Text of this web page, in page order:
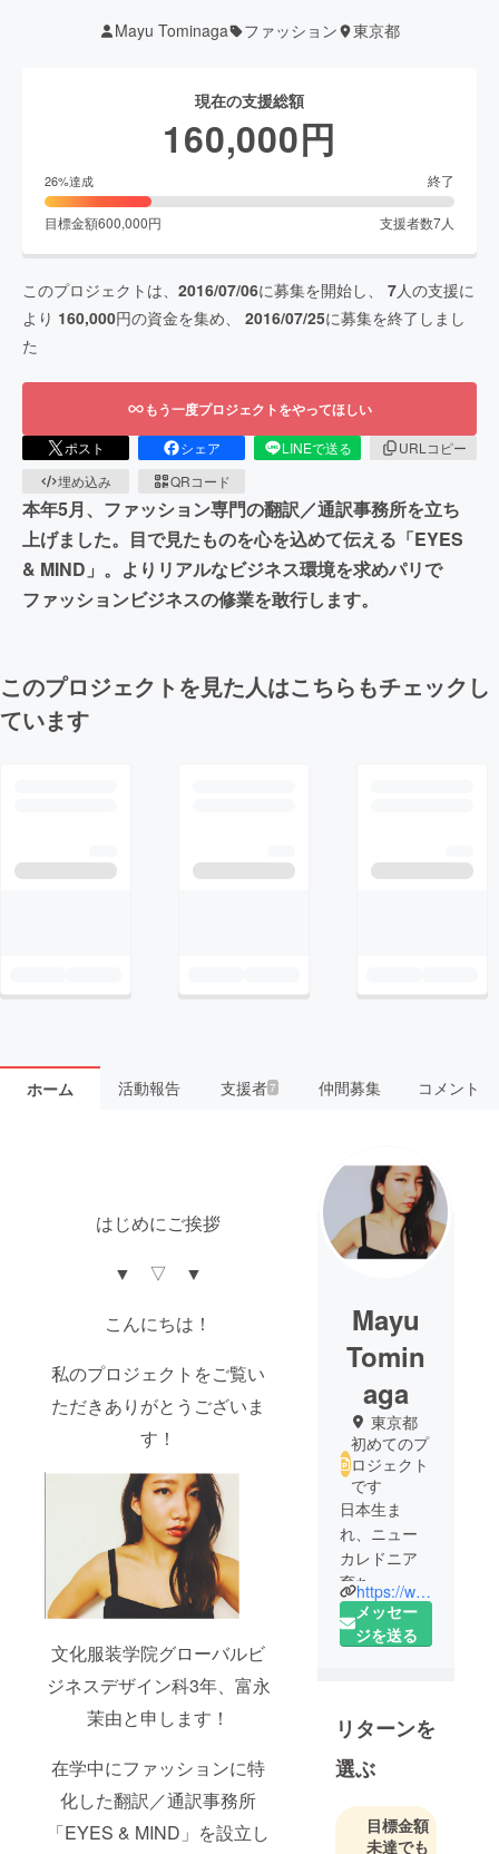
Mayu Tominaga ファッション 東京都
現在の支援総額
160,000円
26%達成 終了
目標金額600,000円 支援者数7人
このプロジェクトは、 2016/07/06に募集を開始し、 7人の支援に
より 160,000円の資金を集め、 2016/07/25に募集を終了しまし
た
もう一度プロジェクトをやってほしい
ポスト シェア LINEで送る
URLコピー
埋め込み
QRコード
本年5月、ファッション専門の翻訳／通訳事務所を立ち
上げました。目で見たものを心を込めて伝える「EYES
& MIND」。よりリアルなビジネス環境を求めパリで
ファッションビジネスの修業を敢行します。
このプロジェクトを見た人はこちらもチェックし
ています
ホーム 活動報告 支援者7 仲間募集 コメント
はじめにご挨拶
▼ ▽ ▼
こんにちは！
私のプロジェクトをご覧い
ただきありがとうございま
す！
文化服装学院グローバルビ
ジネスデザイン科3年、富永
茉由と申します！
在学中にファッションに特
化した翻訳／通訳事務所
「EYES & MIND」を設立し
Mayu
Tomin
aga
東京都
初めてのプ
ロジェクト
です
日本生ま
れ、ニュー
カレドニア
育ち。
文化服装学
ローバルビ
ジネスデザ
イン科在学
中。
現在、3年目
https://www.instagram.com/mayu.tominaga/
メッセー
ジを送る
リターンを
選ぶ
目標金額
未達でも